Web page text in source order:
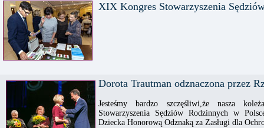
XIX Kongres Stowarzyszenia
Dorota Trautman odznaczona przez
Jesteśmy bardzo szczęśliwi,że nasza
Stowarzyszenia Sędziów Rodzinnych w
Dziecka Honorową Odznaką za Zasługi dla